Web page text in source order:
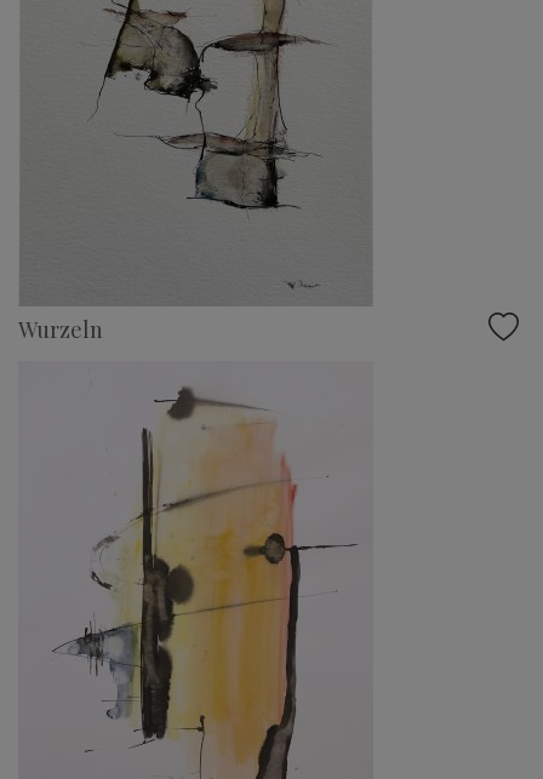
Wurzeln